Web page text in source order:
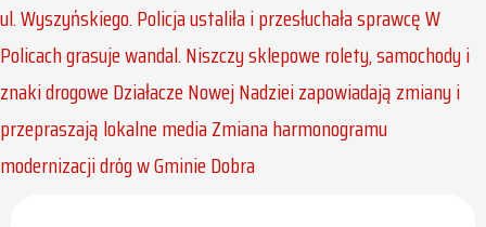
ul. Wyszyńskiego. Policja ustaliła i przesłuchała sprawcęW
Policach grasuje wandal. Niszczy sklepowe rolety, samochody i
znaki drogoweDziałacze Nowej Nadziei zapowiadają zmiany i
przepraszają lokalne mediaZmiana harmonogramu
modernizacji dróg w Gminie Dobra